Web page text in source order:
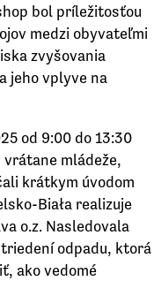
bol príležitosťou
medzi obyvateľmi
zvyšovania
jeho vplyve na
od 9:00 do 13:30
mládeže,
krátkym úvodom
Biała realizuje
o.z. Nasledovala
odpadu, ktorá
ako vedomé